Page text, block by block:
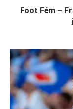
Foot Fém –